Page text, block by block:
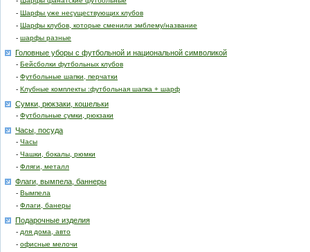
- Шарфы уже несуществующих клубов
- Шарфы клубов, которые сменили эмблему/название
- шарфы разные
Головные уборы с футбольной и национальной символикой
- Бейсболки футбольных клубов
- Футбольные шапки, перчатки
- Клубные комплекты :футбольная шапка + шарф
Сумки, рюкзаки, кошельки
- Футбольные сумки, рюкзаки
Часы, посуда
- Часы
- Чашки, бокалы, рюмки
- Фляги, металл
Флаги, вымпела, баннеры
- Вымпела
- Флаги, банеры
Подарочные изделия
- для дома, авто
- офисные мелочи